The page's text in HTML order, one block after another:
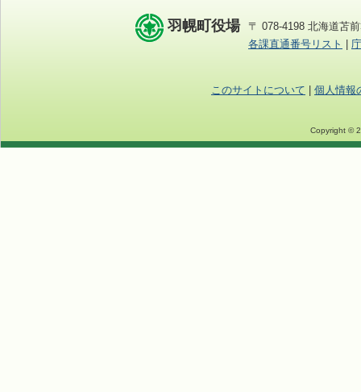
羽幌町役場
〒 078-4198 北海道苫
各課直通番号リスト
このサイトについて 個人情報
Copyright ©